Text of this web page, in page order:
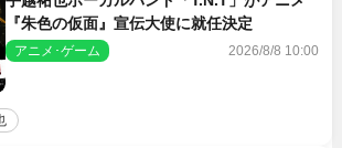
『朱色の仮面』宣伝大使に就任決定
アニメ･ゲーム 2026/8/8 10:00